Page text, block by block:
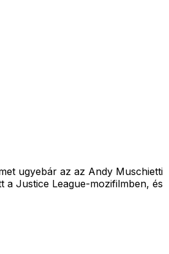
ugyebár az az Andy Muschietti
Justice League-mozifilmben, és